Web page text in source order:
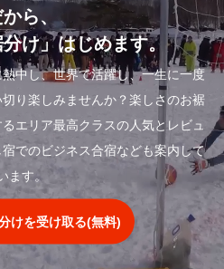
ら、
け」はじめます。
中し、世界で活躍し、一生に一度
り楽しみませんか？楽しさのお裾
エリア最高クラスの人気とレビュ
でのビジネス合宿なども案内して
ます。
けを受け取る(無料)